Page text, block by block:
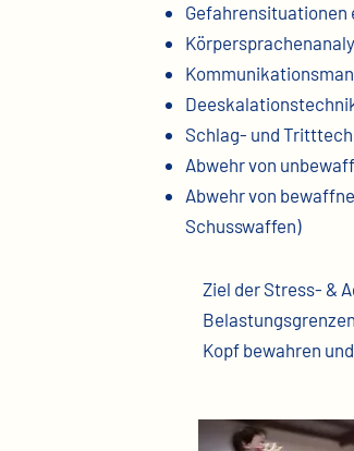
Gefahrensituationen
Schlag- und
Abwehr von
Abwehr von
Schusswaffen)
Ziel der Stress- &
Kopf bewahren